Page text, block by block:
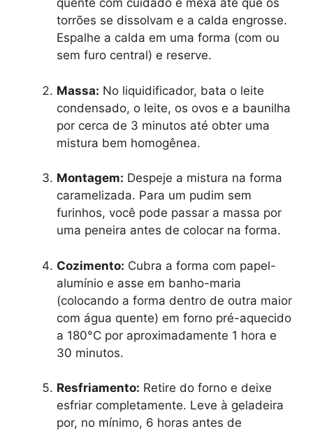
quente com cuidado e mexa até que os
torrões se dissolvam e a calda engrosse.
Espalhe a calda em uma forma (com ou
sem furo central) e reserve.
Massa: No liquidificador, bata o leite
condensado, o leite, os ovos e a baunilha
por cerca de 3 minutos até obter uma
mistura bem homogênea.
Montagem: Despeje a mistura na forma
caramelizada. Para um pudim sem
furinhos, você pode passar a massa por
uma peneira antes de colocar na forma.
Cozimento: Cubra a forma com papel-
alumínio e asse em banho-maria
(colocando a forma dentro de outra maior
com água quente) em forno pré-aquecido
a 180°C por aproximadamente 1 hora e
30 minutos.
Resfriamento: Retire do forno e deixe
esfriar completamente. Leve à geladeira
por, no mínimo, 6 horas antes de